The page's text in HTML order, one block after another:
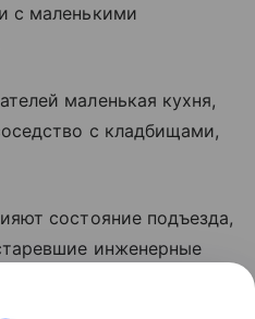
с маленькими
маленькая кухня,
с кладбищами,
состояние подъезда,
инженерные